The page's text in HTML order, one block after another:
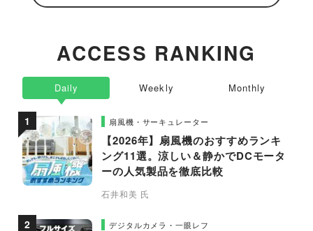
ACCESS RANKING
Daily
扇風機・サーキュレーター
【2026年】扇風機のおすすめランキ
ング11選。涼しい＆静かでDCモータ
ーの人気製品を徹底比較
石井和美 氏
デジタルカメラ・一眼レフ
Weekly Monthly